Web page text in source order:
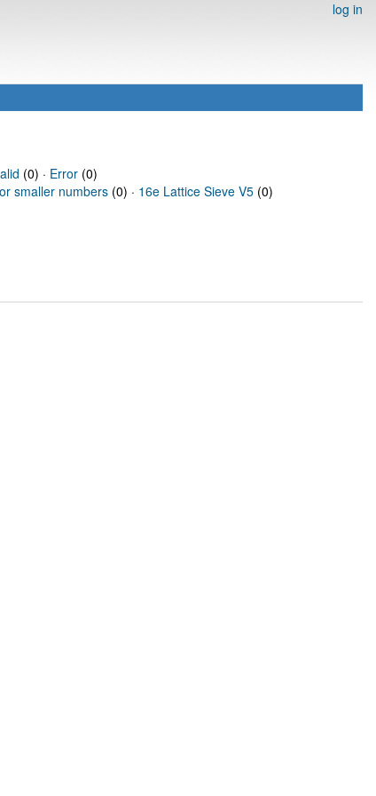
log in
(0) · Error(0)
smaller numbers (0) · 16e Lattice Sieve V5 (0)